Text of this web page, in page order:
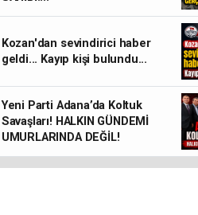
Adana 01
Kozan'dan sevindirici haber
geldi... Kayıp kişi bulundu...
Yeni Parti Adana’da Koltuk
Savaşları! HALKIN GÜNDEMİ
UMURLARINDA DEĞİL!